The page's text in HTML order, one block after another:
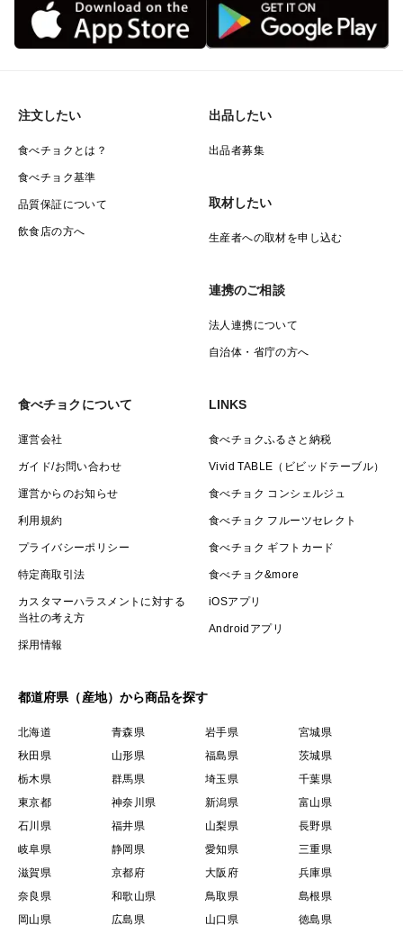
注文したい
食べチョクとは？
食べチョク基準
品質保証について
飲食店の方へ
出品したい
出品者募集
取材したい
生産者への取材を申し込む
連携のご相談
法人連携について
自治体・省庁の方へ
食べチョクについて
運営会社
ガイド/お問い合わせ
運営からのお知らせ
利用規約
プライバシーポリシー
特定商取引法
カスタマーハラスメントに対する
当社の考え方
採用情報
LINKS
食べチョクふるさと納税
Vivid TABLE（ビビッドテーブル）
食べチョク コンシェルジュ
食べチョク フルーツセレクト
食べチョク ギフトカード
食べチョク&more
iOSアプリ
Androidアプリ
都道府県（産地）から商品を探す
北海道 青森県 岩手県
宮城県
秋田県
山形県 福島県
茨城県
栃木県
群馬県 埼玉県
千葉県
東京都
神奈川県 新潟県
富山県
石川県
福井県 山梨県
長野県
岐阜県
静岡県 愛知県
三重県
滋賀県
京都府 大阪府
兵庫県
奈良県
和歌山県 鳥取県
島根県
岡山県
広島県 山口県 徳島県